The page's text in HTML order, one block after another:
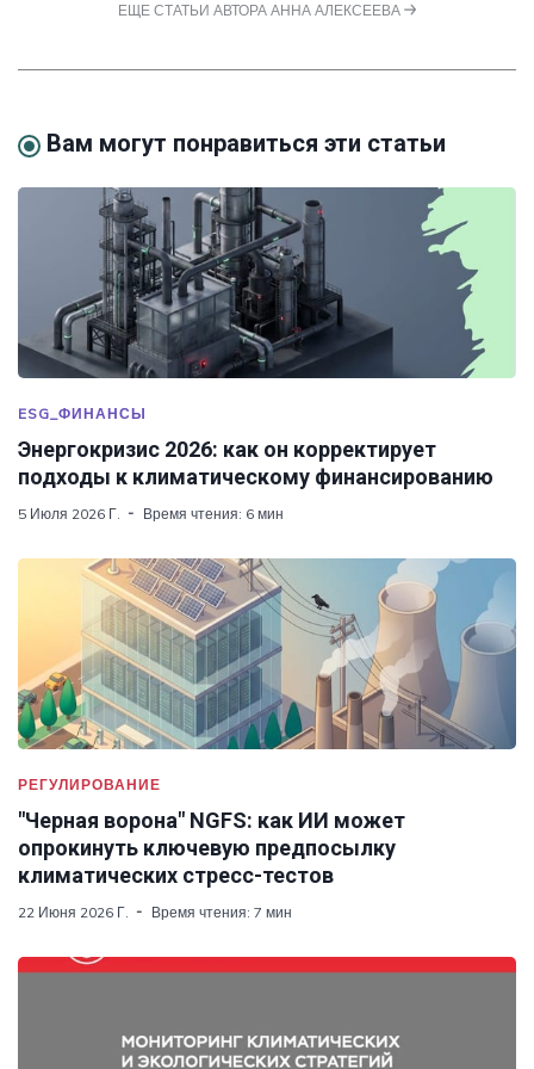
ЕЩЕ СТАТЬИ АВТОРА АННА АЛЕКСЕЕВА
Вам могут понравиться эти статьи
ESG_ФИНАНСЫ
Энергокризис 2026: как он корректирует
подходы к климатическому финансированию
5 Июля 2026 Г. Время чтения: 6 мин
РЕГУЛИРОВАНИЕ
"Черная ворона" NGFS: как ИИ может
опрокинуть ключевую предпосылку
климатических стресс-тестов
22 Июня 2026 Г. Время чтения: 7 мин